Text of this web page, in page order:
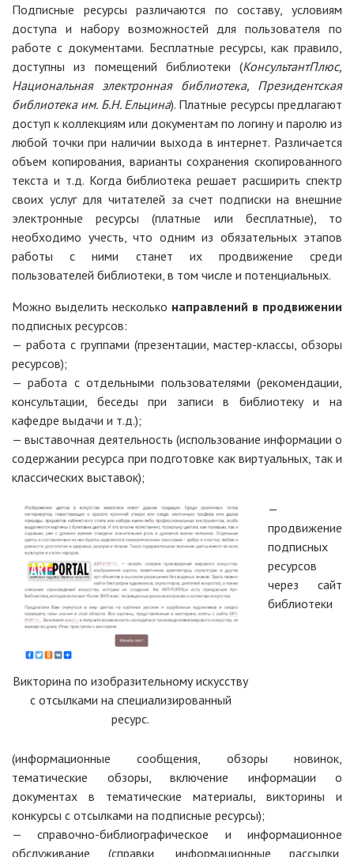
Подписные ресурсы различаются по составу, условиям
доступа и набору возможностей для пользователя по
работе с документами. Бесплатные ресурсы, как правило,
доступны из помещений библиотеки (КонсультантПлюс,
Национальная электронная библиотека, Президентская
библиотека им. Б.Н. Ельцина). Платные ресурсы предлагают
доступ к коллекциям или документам по логину и паролю из
любой точки при наличии выхода в интернет. Различается
объем копирования, варианты сохранения скопированного
текста и т.д. Когда библиотека решает расширить спектр
своих услуг для читателей за счет подписки на внешние
электронные ресурсы (платные или бесплатные), то
необходимо учесть, что одним из обязательных этапов
работы с ними станет их продвижение среди
пользователей библиотеки, в том числе и потенциальных.
Можно выделить несколько направлений в продвижении
подписных ресурсов:
— работа с группами (презентации, мастер-классы, обзоры
ресурсов);
— работа с отдельными пользователями (рекомендации,
консультации, беседы при записи в библиотеку и на
кафедре выдачи и т.д.);
— выставочная деятельность (использование информации о
содержании ресурса при подготовке как виртуальных, так и
классических выставок);
Викторина по изобразительному искусству
с отсылками на специализированный
ресурс.
—
продвижение
подписных
ресурсов
через сайт
библиотеки
(информационные сообщения, обзоры новинок,
тематические обзоры, включение информации о
документах в тематические материалы, викторины и
конкурсы с отсылками на подписные ресурсы);
— справочно-библиографическое и информационное
обслуживание (справки, информационные рассылки,